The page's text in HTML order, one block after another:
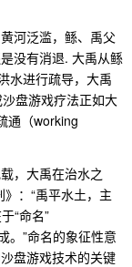
河泛滥，鲧、禹父
没有消退. 大禹从鲧
水进行疏导，大禹
盘游戏疗法正如大
通（working
，大禹在治水之
：“禹平水土，主
“命名”
。”命名的象征性意
盘游戏技术的关键